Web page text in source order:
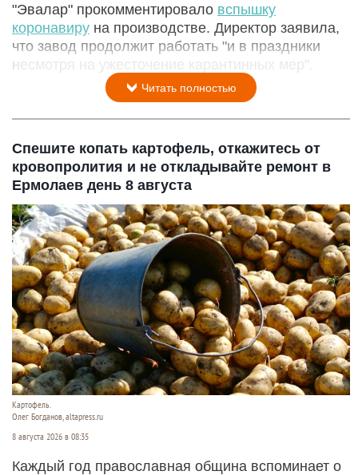
"Эвалар" прокомментировало вспышку
коронавиру на производстве. Директор заявила,
что завод продолжит работать "и в праздники
несмотря на ужесточение карантинных мер".
Читать полностью
Спешите копать картофель, откажитесь от
кровопролития и не откладывайте ремонт в
Ермолаев день 8 августа
Картофель.
Олег Богданов, altapress.ru
8 августа 2026 в 08:35
Каждый год православная община вспоминает о